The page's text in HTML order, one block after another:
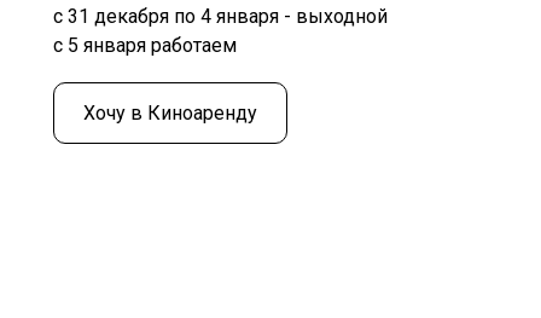
с 31 декабря по 4 января - выходной
с 5 января работаем
Хочу в Киноаренду